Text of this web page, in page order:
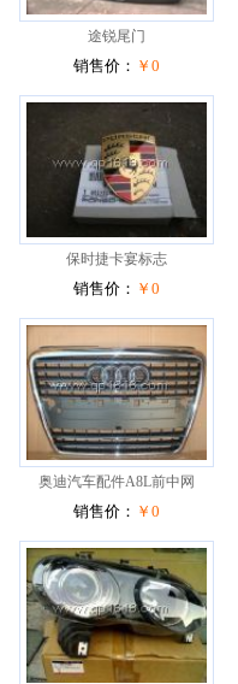
途锐尾门
销售价： ￥0
保时捷卡宴标志
销售价： ￥0
奥迪汽车配件A8L前中网
销售价： ￥0